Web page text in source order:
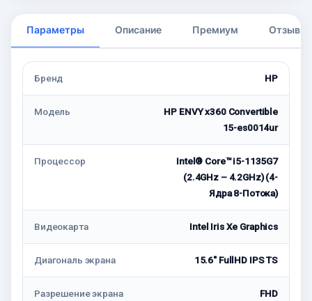
Параметры Описание Премиум Отзывы
Бренд HP
Модель
HP ENVY x360 Convertible
15-es0014ur
Процессор
Intel® Core™ i5-1135G7
(2.4GHz – 4.2GHz) (4-
Ядрa 8-Потокa)
Видеокарта Intel Iris Xe Graphics
Диагональ экрана 15.6" FullHD IPS TS
Разрешение экрана FHD